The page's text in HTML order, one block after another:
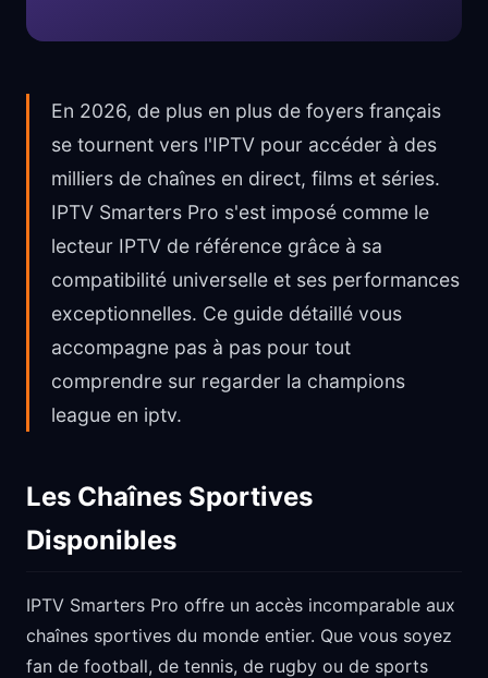
En 2026, de plus en plus de foyers français
se tournent vers l'IPTV pour accéder à des
milliers de chaînes en direct, films et séries.
IPTV Smarters Pro s'est imposé comme le
lecteur IPTV de référence grâce à sa
compatibilité universelle et ses performances
exceptionnelles. Ce guide détaillé vous
accompagne pas à pas pour tout
comprendre sur regarder la champions
league en iptv.
Les Chaînes Sportives
Disponibles
IPTV Smarters Pro offre un accès incomparable aux
chaînes sportives du monde entier. Que vous soyez
fan de football, de tennis, de rugby ou de sports